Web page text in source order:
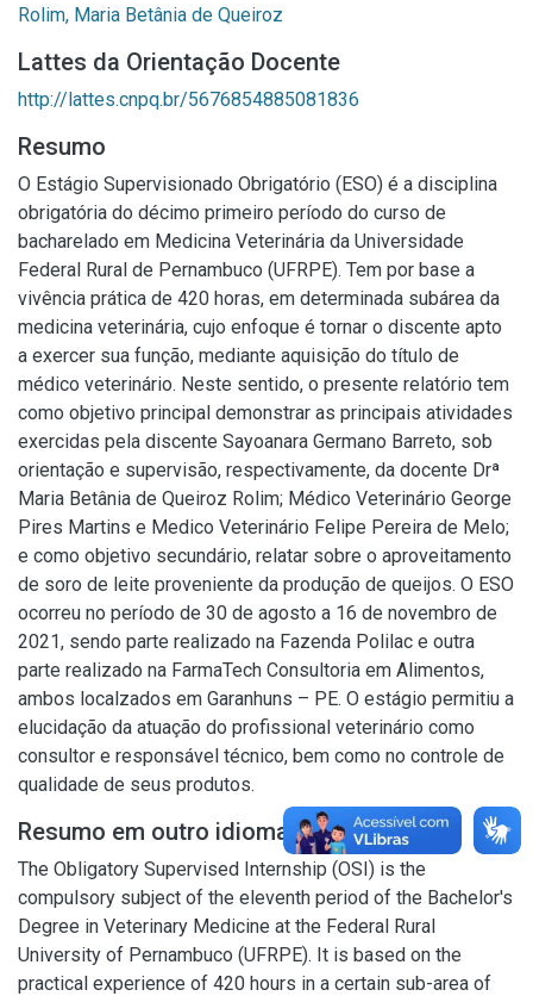
Rolim, Maria Betânia de Queiroz
Lattes da Orientação Docente
http://lattes.cnpq.br/5676854885081836
Resumo
O Estágio Supervisionado Obrigatório (ESO) é a disciplina
obrigatória do décimo primeiro período do curso de
bacharelado em Medicina Veterinária da Universidade
Federal Rural de Pernambuco (UFRPE). Tem por base a
vivência prática de 420 horas, em determinada subárea da
medicina veterinária, cujo enfoque é tornar o discente apto
a exercer sua função, mediante aquisição do título de
médico veterinário. Neste sentido, o presente relatório tem
como objetivo principal demonstrar as principais atividades
exercidas pela discente Sayoanara Germano Barreto, sob
orientação e supervisão, respectivamente, da docente Drª
Maria Betânia de Queiroz Rolim; Médico Veterinário George
Pires Martins e Medico Veterinário Felipe Pereira de Melo;
e como objetivo secundário, relatar sobre o aproveitamento
de soro de leite proveniente da produção de queijos. O ESO
ocorreu no período de 30 de agosto a 16 de novembro de
2021, sendo parte realizado na Fazenda Polilac e outra
parte realizado na FarmaTech Consultoria em Alimentos,
ambos localzados em Garanhuns – PE. O estágio permitiu a
elucidação da atuação do profissional veterinário como
consultor e responsável técnico, bem como no controle de
qualidade de seus produtos.
Resumo em outro idioma
The Obligatory Supervised Internship (OSI) is the
compulsory subject of the eleventh period of the Bachelor's
Degree in Veterinary Medicine at the Federal Rural
University of Pernambuco (UFRPE). It is based on the
practical experience of 420 hours in a certain sub-area of